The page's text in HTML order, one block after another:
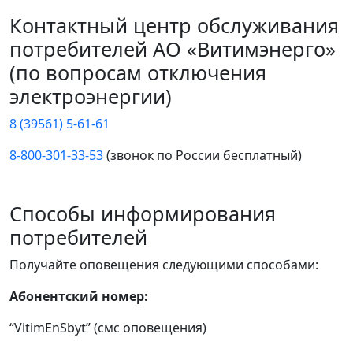
Контактный центр обслуживания
потребителей АО «Витимэнерго»
(по вопросам отключения
электроэнергии)
8 (39561) 5-61-61
8-800-301-33-53(звонок по России бесплатный)
Способы информирования
потребителей
Получайте оповещения следующими способами:
Абонентский номер:
“VitimEnSbyt” (смс оповещения)